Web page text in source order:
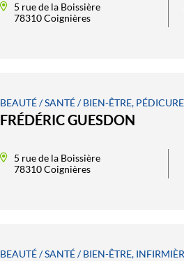
5 rue de la Boissière
78310 Coignières
BEAUTÉ / SANTÉ / BIEN-ÊTRE,
FRÉDÉRIC GUESDON
5 rue de la Boissière
78310 Coignières
BEAUTÉ / SANTÉ / BIEN-ÊTRE,